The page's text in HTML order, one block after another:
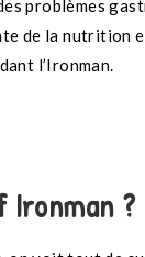
problèmes
de la
l’Ironman.
Ironman ?